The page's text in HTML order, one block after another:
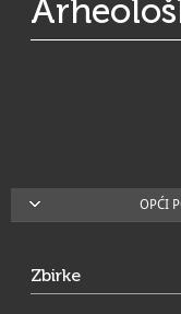
OPĆI
Zbirke